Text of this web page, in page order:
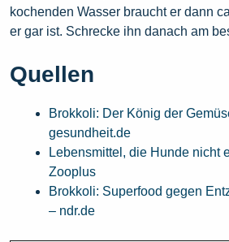
kochenden Wasser braucht er dann
er gar ist. Schrecke ihn danach am
Quellen
Brokkoli: Der König der
gesundheit.de
Lebensmittel, die Hunde nicht
Zooplus
Brokkoli: Superfood gegen
– ndr.de